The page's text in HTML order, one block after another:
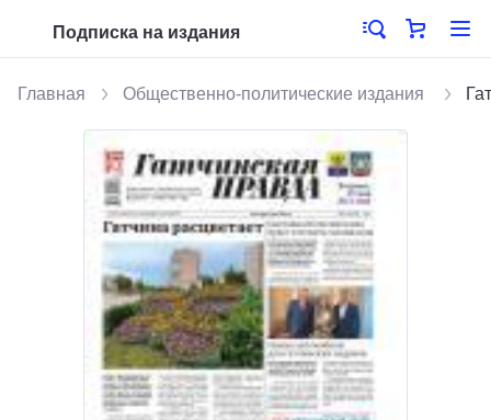
Подписка на издания
Главная Общественно-политические издания